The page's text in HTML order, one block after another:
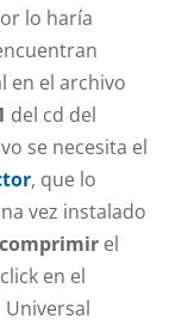
lo haría
en el archivo
del cd del
se necesita el
, que lo
vez instalado
el
en el